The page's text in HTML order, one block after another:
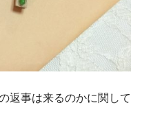
返事は来るのかに関して